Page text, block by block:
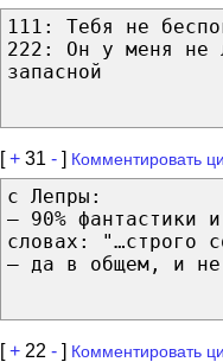
111: Тебя не
222: Он у меня не
запасной
[+ 31 - ] Комментировать
с Лепры:
— 90% фантастики
словах: "…строго
— да в общем, и не
[+ 22 - ] Комментировать